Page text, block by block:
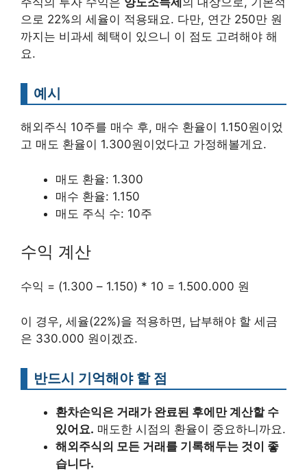
으로 22%의 세율이 적용돼요. 다만, 연간 250만 원
까지는 비과세 혜택이 있으니 이 점도 고려해야 해
요.
예시
해외주식 10주를 매수 후, 매수 환율이 1.150원이었
고 매도 환율이 1.300원이었다고 가정해볼게요.
매도 환율: 1.300
매수 환율: 1.150
매도 주식 수: 10주
수익 계산
수익 = (1.300 – 1.150) * 10 = 1.500.000 원
이 경우, 세율(22%)을 적용하면, 납부해야 할 세금
은 330.000 원이겠죠.
반드시 기억해야 할 점
환차손익은 거래가 완료된 후에만 계산할 수
있어요. 매도한 시점의 환율이 중요하니까요.
해외주식의 모든 거래를 기록해두는 것이 좋
습니다.